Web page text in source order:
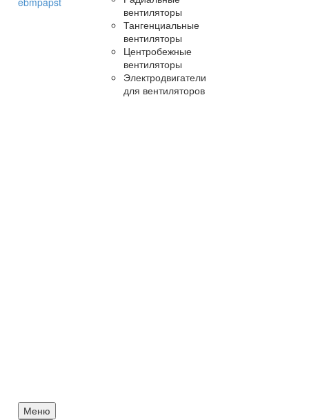
вентиляторы
Тангенциальные
вентиляторы
Центробежные
вентиляторы
Электродвигатели
для вентиляторов
Меню